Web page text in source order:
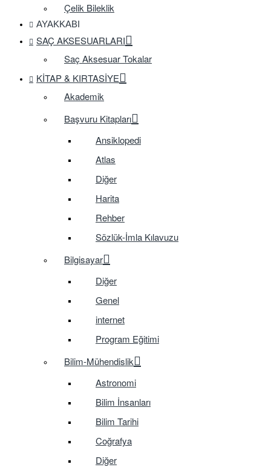
Çelik Bileklik
AYAKKABI
SAÇ AKSESUARLARI
Saç Aksesuar Tokalar
KITAP & KIRTASIYE
Akademik
Başvuru Kitapları
Ansiklopedi
Atlas
Diğer
Harita
Rehber
Sözlük-İmla Kılavuzu
Bilgisayar
Diğer
Genel
internet
Program Eğitimi
Bilim-Mühendislik
Astronomi
Bilim İnsanları
Bilim Tarihi
Coğrafya
Diğer